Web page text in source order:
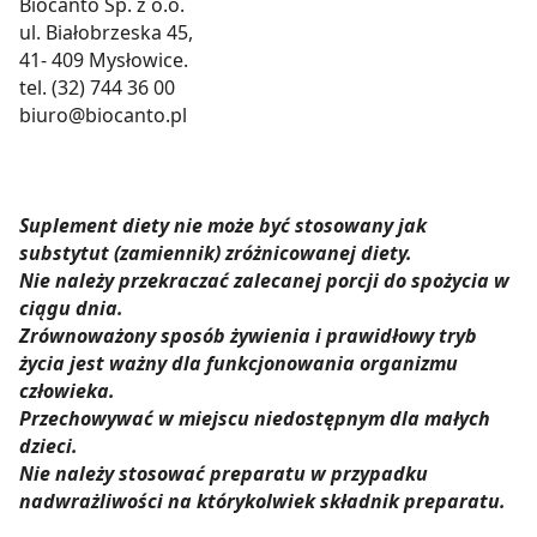
Strony.
ul. Białobrzeska 45,
41- 409 Mysłowice.
tel. (32) 744 36 00
biuro@biocanto.pl
Suplement diety nie może być stosowany jak
substytut (zamiennik) zróżnicowanej diety.
Nie należy przekraczać zalecanej porcji do spożycia w
ciągu dnia.
Zrównoważony sposób żywienia i prawidłowy tryb
życia jest ważny dla funkcjonowania organizmu
człowieka.
Przechowywać w miejscu niedostępnym dla małych
dzieci.
Nie należy stosować preparatu w przypadku
nadwrażliwości na którykolwiek składnik preparatu.